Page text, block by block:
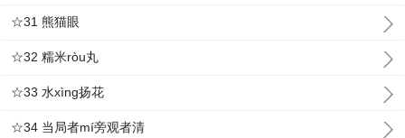
☆31 熊猫眼
☆32 糯米ròu丸
☆33 水xìng扬花
☆34 当局者mí旁观者清